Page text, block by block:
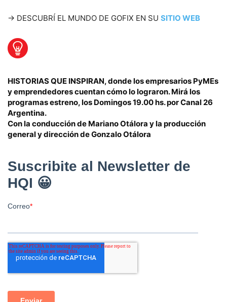
→ DESCUBRÍ EL MUNDO DE GOFIX EN SU SITIO WEB
HISTORIAS QUE INSPIRAN,donde los empresarios PyMEs
y emprendedores cuentan cómo lo lograron. Mirá los
programas estreno, los Domingos 19.00 hs. por Canal 26
Argentina.
Con la conducción de Mariano Otálora y la producción
general y dirección deGonzalo Otálora